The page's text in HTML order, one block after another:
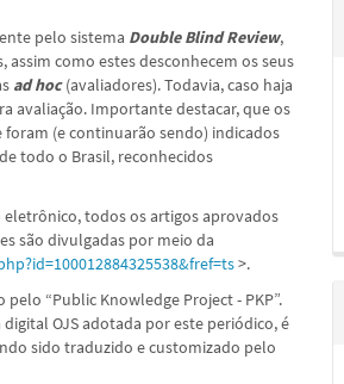
pelo sistema Double Blind Review,
como estes desconhecem os seus
ad hoc(avaliadores). Todavia, caso haja
avaliação. Importante destacar, que os
(e continuarão sendo) indicados
todo o Brasil, reconhecidos
eletrônico, todos os artigos aprovados
são divulgadas por meio da
>.
“Public Knowledge Project - PKP”.
OJS adotada por este periódico, é
sido traduzido e customizado pelo